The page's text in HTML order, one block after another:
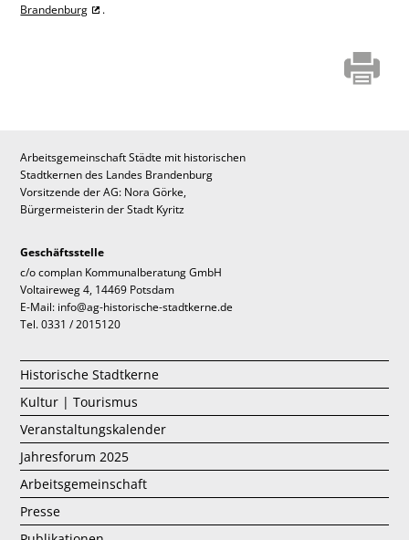
Brandenburg
.
Arbeitsgemeinschaft Städte mit historischen
Stadtkernen des Landes Brandenburg
Vorsitzende der AG: Nora Görke,
Bürgermeisterin der Stadt Kyritz
Geschäftsstelle
c/o complan Kommunalberatung GmbH
Voltaireweg 4, 14469 Potsdam
E-Mail: info@ag-historische-stadtkerne.de
Tel. 0331 / 2015120
Historische Stadtkerne
Kultur | Tourismus
Veranstaltungskalender
Jahresforum 2025
Arbeitsgemeinschaft
Presse